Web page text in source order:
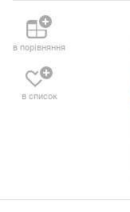
в порівняння
в список